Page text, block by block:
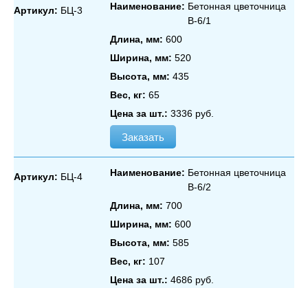
Артикул: БЦ-3 Наименование: Бетонная цветочница
В‑6/1
Длина, мм: 600
Ширина, мм: 520
Высота, мм: 435
Вес, кг: 65
Цена за шт.: 3336 руб.
Заказать
Артикул: БЦ-4 Наименование: Бетонная цветочница
В‑6/2
Длина, мм: 700
Ширина, мм: 600
Высота, мм: 585
Вес, кг: 107
Цена за шт.: 4686 руб.